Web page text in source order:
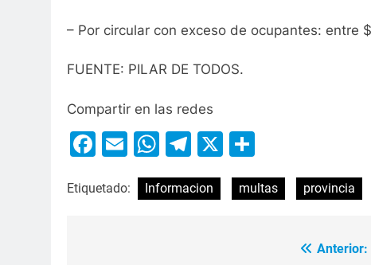
– Por circular con exceso de ocupantes: entre
FUENTE: PILAR DE TODOS.
Compartir en las redes
Facebook
EmailWhatsApp
Telegram
X
Etiquetado: Informacion multas provincia
Anterior: